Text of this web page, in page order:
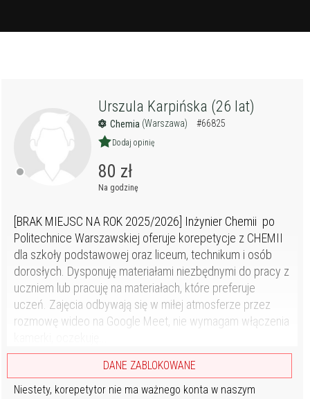
Urszula Karpińska (26 lat)
Chemia (Warszawa) #66825
Dodaj opinię
80 zł
Na godzinę
[BRAK MIEJSC NA ROK 2025/2026] Inżynier Chemii po
Politechnice Warszawskiej oferuje korepetycje z CHEMII
dla szkoły podstawowej oraz liceum, technikum i osób
dorosłych. Dysponuję materiałami niezbędnymi do pracy z
uczniem lub pracuję na materiałach, które preferuje
uczeń. Zajęcia odbywają się w miłej atmosferze przez
rozmowę wideo na Google Meet, nie wymagam włączenia
DANE ZABLOKOWANE
Niestety, korepetytor nie ma ważnego konta w naszym